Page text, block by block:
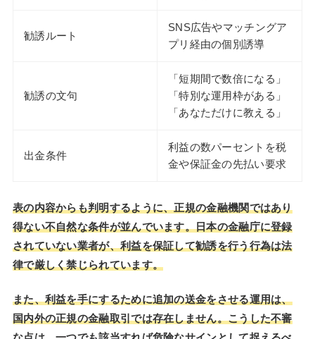
勧誘ルート
SNS広告やマッチングア
プリ経由の個別誘導
勧誘の文句
「短期間で数倍になる」
「特別な運用枠がある」
「あなただけに教える」
出金条件
利益の数パーセントを税
金や保証金の先払い要求
表の内容からも判明するように、正規の金融機関ではあり
得ない不自然な条件が並んでいます。日本の金融庁に登録
されていない業者が、利益を保証して勧誘を行う行為は法
律で厳しく禁じられています。
また、利益を手にするために追加の送金をさせる運用は、
国内外の正規の金融取引では存在しません。こうした不審